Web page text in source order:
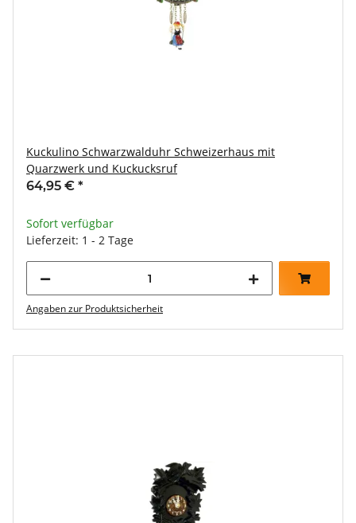
Kuckulino Schwarzwalduhr Schweizerhaus mit
Quarzwerk und Kuckucksruf
64,95 € *
Sofort verfügbar
Lieferzeit: 1 - 2 Tage
Angaben zur Produktsicherheit